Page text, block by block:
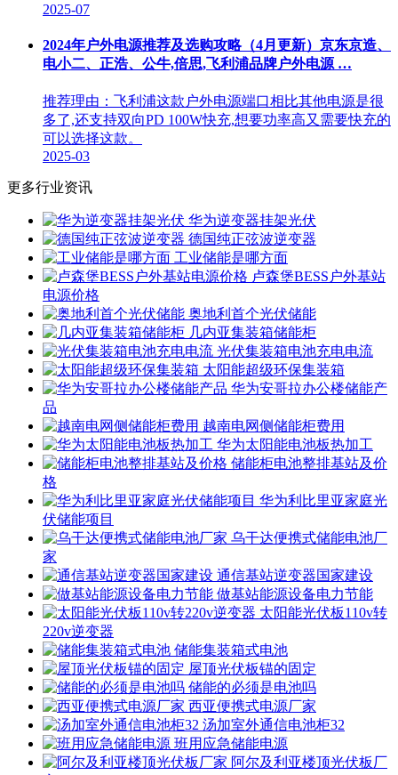
2025-07
2024年户外电源推荐及选购攻略（4月更新）京东京造、
电小二、正浩、公牛,倍思,飞利浦品牌户外电源 …
推荐理由：飞利浦这款户外电源端口相比其他电源是很
多了,还支持双向PD 100W快充,想要功率高又需要快充的
可以选择这款。
2025-03
更多行业资讯
华为逆变器挂架光伏
德国纯正弦波逆变器
工业储能是哪方面
卢森堡BESS户外基站
电源价格
奥地利首个光伏储能
几内亚集装箱储能柜
光伏集装箱电池充电电流
太阳能超级环保集装箱
华为安哥拉办公楼储能产
品
越南电网侧储能柜费用
华为太阳能电池板热加工
储能柜电池整排基站及价
格
华为利比里亚家庭光
伏储能项目
乌干达便携式储能电池厂
家
通信基站逆变器国家建设
做基站能源设备电力节能
太阳能光伏板110v转
220v逆变器
储能集装箱式电池
屋顶光伏板锚的固定
储能的必须是电池吗
西亚便携式电源厂家
汤加室外通信电池柜32
班用应急储能电源
阿尔及利亚楼顶光伏板厂